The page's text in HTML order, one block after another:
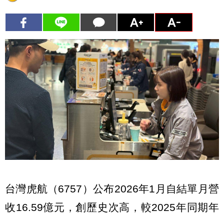
台灣虎航（6757）公布2026年1月自結單月營
收16.59億元，創歷史次高，較2025年同期年